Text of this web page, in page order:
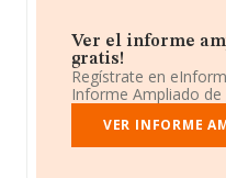
Ver el informe
gratis!
Regístrate en
Informe Ampliado de
VER INFORME